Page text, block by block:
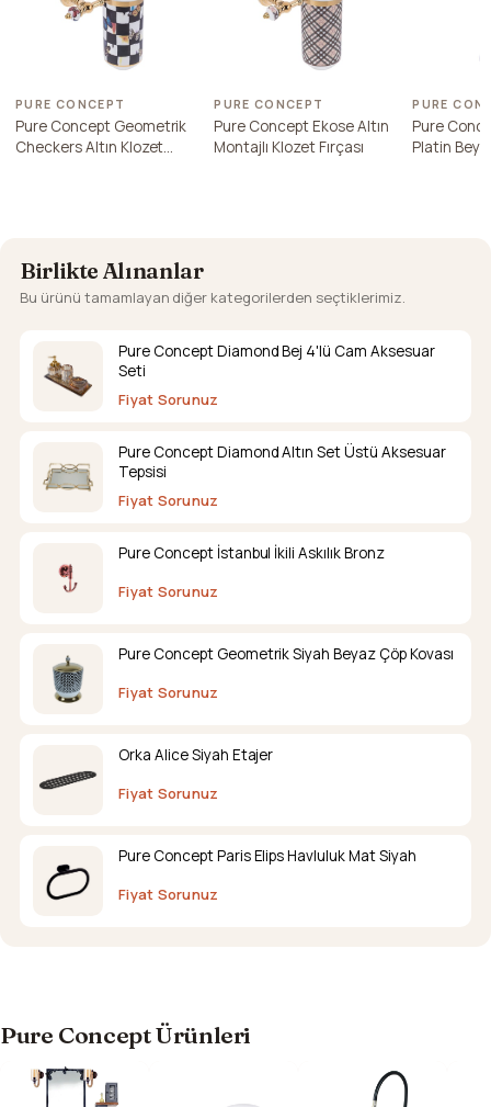
PURE CONCEPT
Pure Concept Geometrik
Checkers Altın Klozet
PURE CONCEPT
Pure Concept Ekose Altın
Montajlı Klozet Fırçası
PURE
Pure
Platin
Birlikte Alınanlar
Bu ürünü tamamlayan diğer kategorilerden seçtiklerimiz.
Pure Concept Diamond Bej 4'lü Cam Aksesuar
Seti
Fiyat Sorunuz
Pure Concept Diamond Altın Set Üstü Aksesuar
Tepsisi
Fiyat Sorunuz
Pure Concept İstanbul İkili Askılık Bronz
Fiyat Sorunuz
Pure Concept Geometrik Siyah Beyaz Çöp Kovası
Fiyat Sorunuz
Orka Alice Siyah Etajer
Fiyat Sorunuz
Pure Concept Paris Elips Havluluk Mat Siyah
Fiyat Sorunuz
Pure Concept Ürünleri